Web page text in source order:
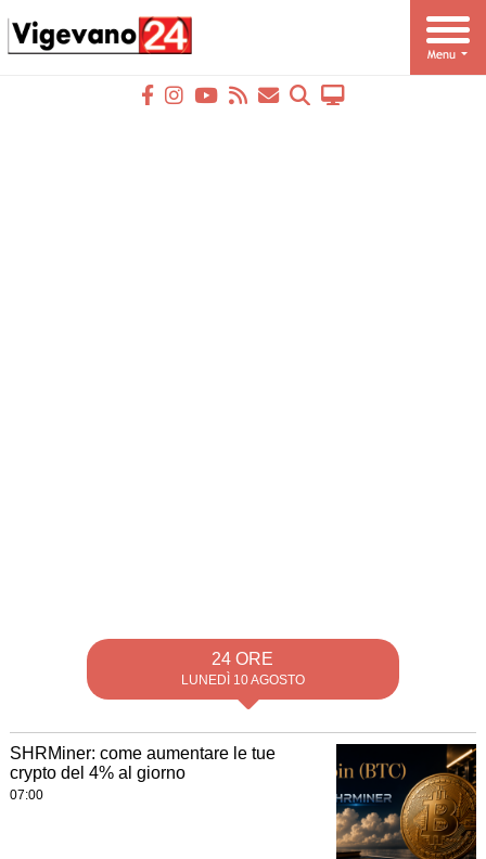
24 ORE
LUNEDÌ 10 AGOSTO
SHRMiner: come aumentare le tue
crypto del 4% al giorno
07:00